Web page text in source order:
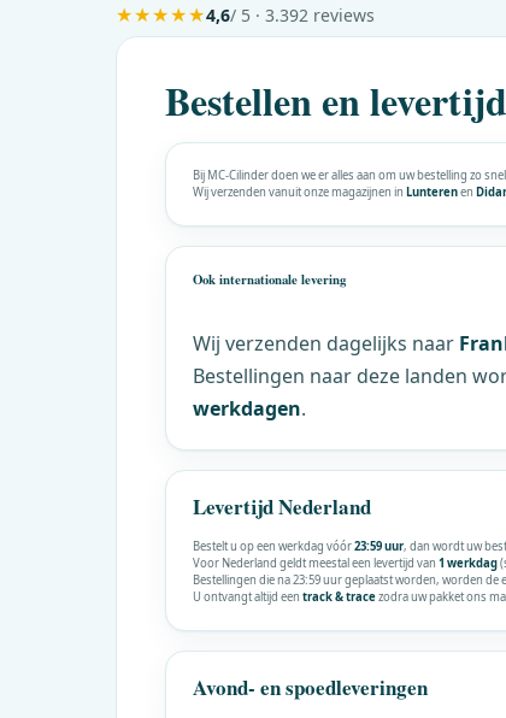
★★★★★4,6/ 5 · 3.392 reviews
Bestellen en levertijd
Bij MC-Cilinder doen we er alles aan om uw bestelling zo
Wij verzenden vanuit onze magazijnen in Lunterenen
Ook internationale levering
Wij verzenden dagelijks naar
Bestellingen naar deze landen
werkdagen.
Levertijd Nederland
Bestelt u op een werkdag vóór23:59 uur, dan wordt uw
Voor Nederland geldt meestal een levertijd van 1 werkdag
Bestellingen die na 23:59 uur geplaatst worden, worden
U ontvangt altijd een track & tracezodra uw pakket ons
Avond- en spoedleveringen